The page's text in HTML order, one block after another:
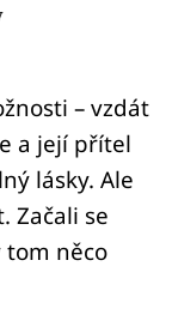
– vzdát
a její přítel
lásky. Ale
Začali se
něco